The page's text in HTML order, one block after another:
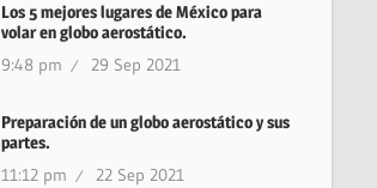
Los 5 mejores lugares de México para
volar en globo aerostático.
9:48 pm 29 Sep 2021
Preparación de un globo aerostático y sus
partes.
11:12 pm 22 Sep 2021